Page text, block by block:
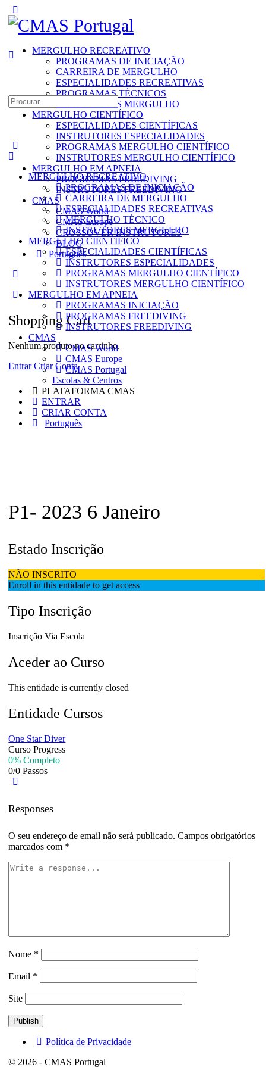
Side
Panel
MERGULHO RECREATIVO
PROGRAMAS DE INICIAÇÃO
CARREIRA DE MERGULHO
ESPECIALIDADES RECREATIVAS
PROGRAMAS TÉCNICOS
INSTRUTORES MERGULHO
MERGULHO CIENTÍFICO
ESPECIALIDADES CIENTÍFICAS
INSTRUTORES ESPECIALIDADES
PROGRAMAS MERGULHO CIENTÍFICO
INSTRUTORES MERGULHO CIENTÍFICO
MERGULHO EM APNEIA
PROGRAMAS FREEDIVING
INSTRUTORES FREEDIVING
CMAS
CMAS World
CMAS Europe
CROSSOVER INSTRUTORES
BLOG
Português
options
Shopping Cart
Nenhum produto no carrinho.
Entrar Criar Conta
Search
for:
MERGULHO RECREATIVO
PROGRAMAS DE INICIAÇÃO
CARREIRA DE MERGULHO
ESPECIALIDADES RECREATIVAS
MERGULHO TÉCNICO
INSTRUTORES MERGULHO
MERGULHO CIENTÍFICO
ESPECIALIDADES CIENTÍFICAS
INSTRUTORES ESPECIALIDADES
PROGRAMAS MERGULHO CIENTÍFICO
INSTRUTORES MERGULHO CIENTÍFICO
MERGULHO EM APNEIA
PROGRAMAS INICIAÇÃO
PROGRAMAS FREEDIVING
INSTRUTORES FREEDIVING
CMAS
CMAS World
CMAS Europe
CMAS Portugal
Escolas & Centros
PLATAFORMA CMAS
ENTRAR
CRIAR CONTA
Português
P1- 2023 6 Janeiro
Estado Inscrição
NÃO INSCRITO
Enroll in this entidade to get access
Tipo Inscrição
Inscrição Via Escola
Aceder ao Curso
This entidade is currently closed
Entidade Cursos
One Star Diver
Curso Progress
0% Completo
0/0 Passos
Responses
O seu endereço de email não será publicado. Campos obrigatórios
marcados com *
Nome *
Email *
Site
Política de Privacidade
© 2026 - CMAS Portugal